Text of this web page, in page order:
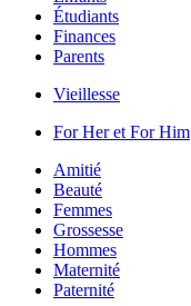
Étudiants
Finances
Parents
Vieillesse
For Her et For Him
Amitié
Beauté
Femmes
Grossesse
Hommes
Maternité
Paternité